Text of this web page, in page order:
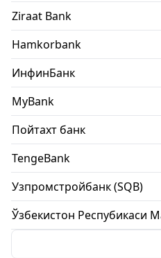
Ziraat Bank
Hamkorbank
ИнфинБанк
MyBank
Пойтахт банк
TengeBank
Узпромстройбанк (SQB)
Ўзбекистон Респубикаси